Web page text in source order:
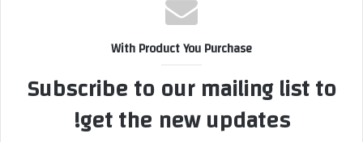
With Product You Purchase
Subscribe to our mailing list to
get the new updates!